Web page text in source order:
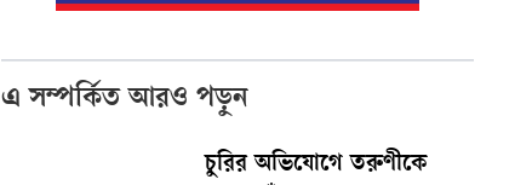
এ সম্পর্কিত আরও পড়ুন
চুরির অভিযোগে তরুণীকে